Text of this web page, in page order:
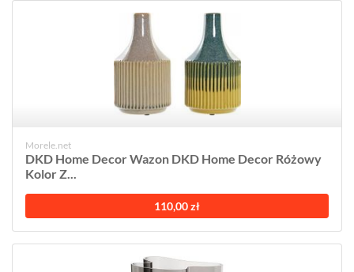
Morele.net
DKD Home Decor Wazon DKD Home Decor Różowy
Kolor Z...
110,00 zł